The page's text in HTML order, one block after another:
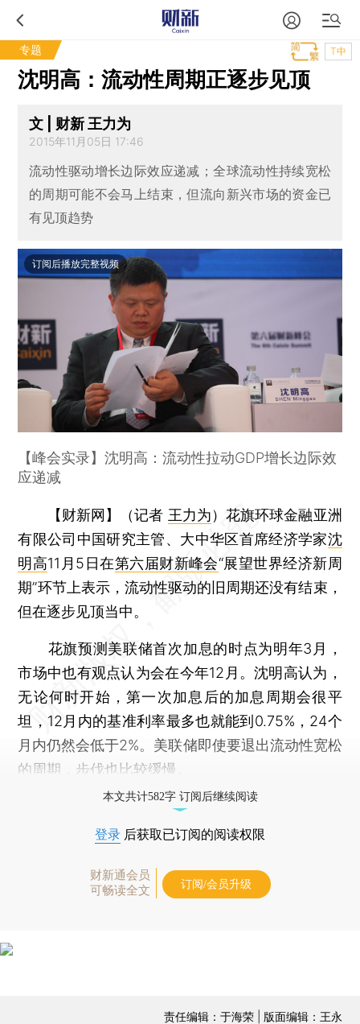
专题 T中
沈明高：流动性周期正逐步见顶
文 | 财新 王力为
2015年11月05日 17:46
流动性驱动增长边际效应递减；全球流动性持续宽松
的周期可能不会马上结束，但流向新兴市场的资金已
有见顶趋势
订阅后播放完整视频
【峰会实录】沈明高：流动性拉动GDP增长边际效
应递减
【财新网】（记者 王力为） 花旗环球金融亚洲
有限公司中国研究主管、大中华区首席经济学家沈
明高11月5日在第六届财新峰会“展望世界经济新周
期”环节上表示，流动性驱动的旧周期还没有结束，
但在逐步见顶当中。
花旗预测美联储首次加息的时点为明年3月，
市场中也有观点认为会在今年12月。沈明高认为，
无论何时开始，第一次加息后的加息周期会很平
坦，12月内的基准利率最多也就能到0.75%，24个
月内仍然会低于2%。美联储即使要退出流动性宽松
的周期，步伐也比较缓慢。
本文共计582字 订阅后继续阅读
登录 后获取已订阅的阅读权限
财新通会员
可畅读全文
订阅/会员升级
责任编辑：于海荣 | 版面编辑：王永